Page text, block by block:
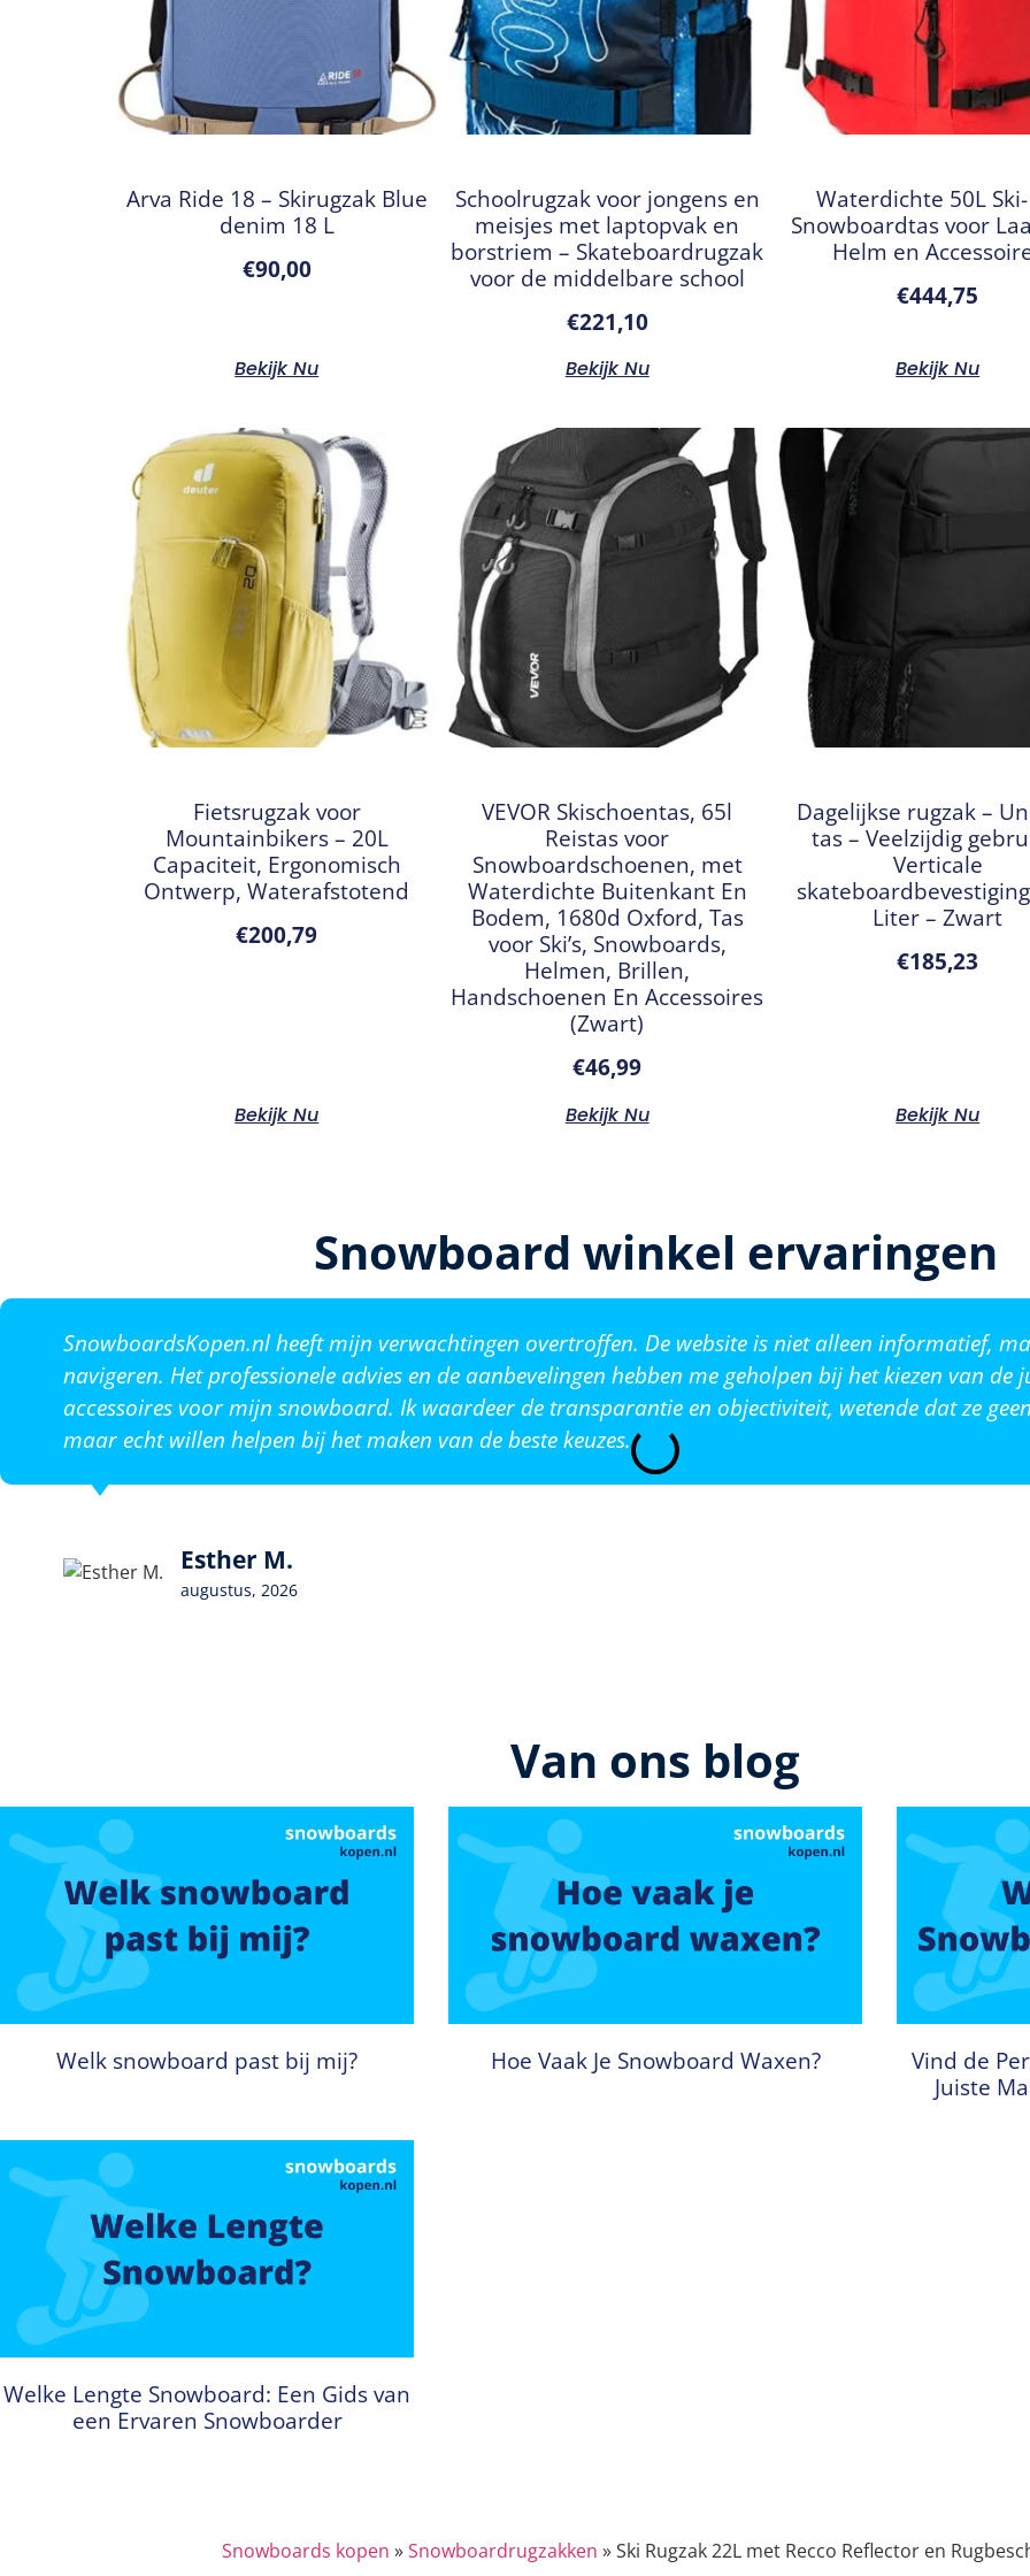
Arva Ride 18 – Skirugzak Blue
denim 18 L
€90,00
Bekijk Nu
Schoolrugzak voor jongens en
meisjes met laptopvak en
borstriem – Skateboardrugzak
voor de middelbare school
€221,10
Bekijk Nu
Waterdichte 50L
Snowboardtas voor
Helm en
€444,75
Bekijk Nu
Fietsrugzak voor
Mountainbikers – 20L
Capaciteit, Ergonomisch
Ontwerp, Waterafstotend
€200,79
Bekijk Nu
VEVOR Skischoentas, 65l
Reistas voor
Snowboardschoenen, met
Waterdichte Buitenkant En
Bodem, 1680d Oxford, Tas
voor Ski’s, Snowboards,
Helmen, Brillen,
Handschoenen En Accessoires
(Zwart)
€46,99
Bekijk Nu
Dagelijkse rugzak –
tas – Veelzijdig
Verticale
skateboardbevestiging
Liter – Zwart
€185,23
Bekijk Nu
Snowboard winkel ervaringen
SnowboardsKopen.nl heeft mijn verwachtingen overtroffen. De website is niet alleen informatief,
navigeren. Het professionele advies en de aanbevelingen hebben me geholpen bij het kiezen van de
accessoires voor mijn snowboard. Ik waardeer de transparantie en objectiviteit, wetende dat ze
maar echt willen helpen bij het maken van de beste keuzes.
Esther M.
augustus, 2026
Van ons blog
Welk snowboard past bij mij? Hoe Vaak Je Snowboard Waxen?
Vind de
Juiste
Welke Lengte Snowboard: Een Gids van
een Ervaren Snowboarder
Snowboards kopen »Snowboardrugzakken »Ski Rugzak 22L met Recco Reflector en